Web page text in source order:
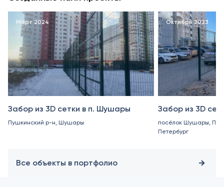
Март 2024
Забор из 3D сетки в п. Шушары
Пушкинский р-н, Шушары
Октябрь 2023
Забор из 3D
посёлок Шушары,
Петербург
Все объекты в портфолио